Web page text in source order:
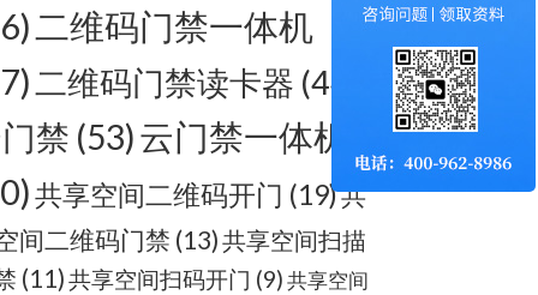
二维码门禁一体机
二维码门禁读卡器 (44)
禁 (53)云门禁一体机
共享空间二维码开门 (19)共
间二维码门禁 (13)共享空间扫描
(11)共享空间扫码开门 (9) 共享空间